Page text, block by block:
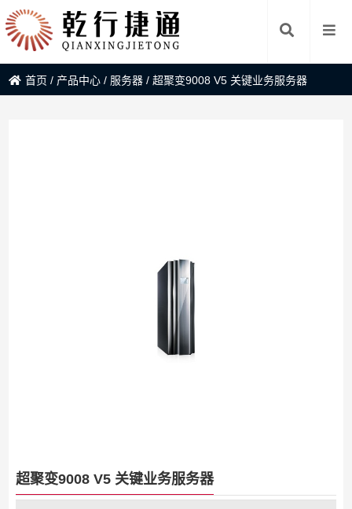
首页 / 产品中心 / 服务器 /超聚变9008 V5 关键业务服务器
超聚变9008 V5 关键业务服务器